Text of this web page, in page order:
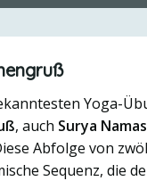
Yoga-
, auch Surya
Abfolge von
Sequenz, die